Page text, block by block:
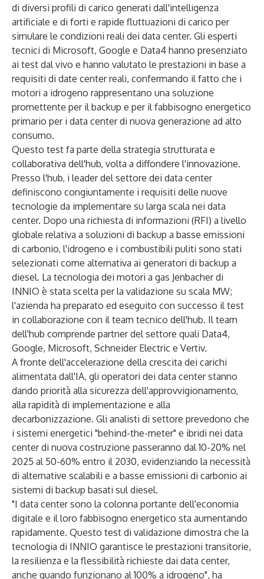
di diversi profili di carico generati dall'intelligenza
artificiale e di forti e rapide fluttuazioni di carico per
simulare le condizioni reali dei data center. Gli esperti
tecnici di Microsoft, Google e Data4 hanno presenziato
ai test dal vivo e hanno valutato le prestazioni in base a
requisiti di date center reali, confermando il fatto che i
motori a idrogeno rappresentano una soluzione
promettente per il backup e per il fabbisogno energetico
primario per i data center di nuova generazione ad alto
consumo.
Questo test fa parte della strategia strutturata e
collaborativa dell'hub, volta a diffondere l'innovazione.
Presso l'hub, i leader del settore dei data center
definiscono congiuntamente i requisiti delle nuove
tecnologie da implementare su larga scala nei data
center. Dopo una richiesta di informazioni (RFI) a livello
globale relativa a soluzioni di backup a basse emissioni
di carbonio, l'idrogeno e i combustibili puliti sono stati
selezionati come alternativa ai generatori di backup a
diesel. La tecnologia dei motori a gas Jenbacher di
INNIO è stata scelta per la validazione su scala MW;
l'azienda ha preparato ed eseguito con successo il test
in collaborazione con il team tecnico dell'hub. Il team
dell'hub comprende partner del settore quali Data4,
Google, Microsoft, Schneider Electric e Vertiv.
A fronte dell'accelerazione della crescita dei carichi
alimentata dall'IA, gli operatori dei data center stanno
dando priorità alla sicurezza dell'approvvigionamento,
alla rapidità di implementazione e alla
decarbonizzazione. Gli analisti di settore prevedono che
i sistemi energetici "behind-the-meter" e ibridi nei data
center di nuova costruzione passeranno dal 10-20% nel
2025 al 50-60% entro il 2030, evidenziando la necessità
di alternative scalabili e a basse emissioni di carbonio ai
sistemi di backup basati sul diesel.
"I data center sono la colonna portante dell'economia
digitale e il loro fabbisogno energetico sta aumentando
rapidamente. Questo test di validazione dimostra che la
tecnologia di INNIO garantisce le prestazioni transitorie,
la resilienza e la flessibilità richieste dai data center,
anche quando funzionano al 100% a idrogeno", ha